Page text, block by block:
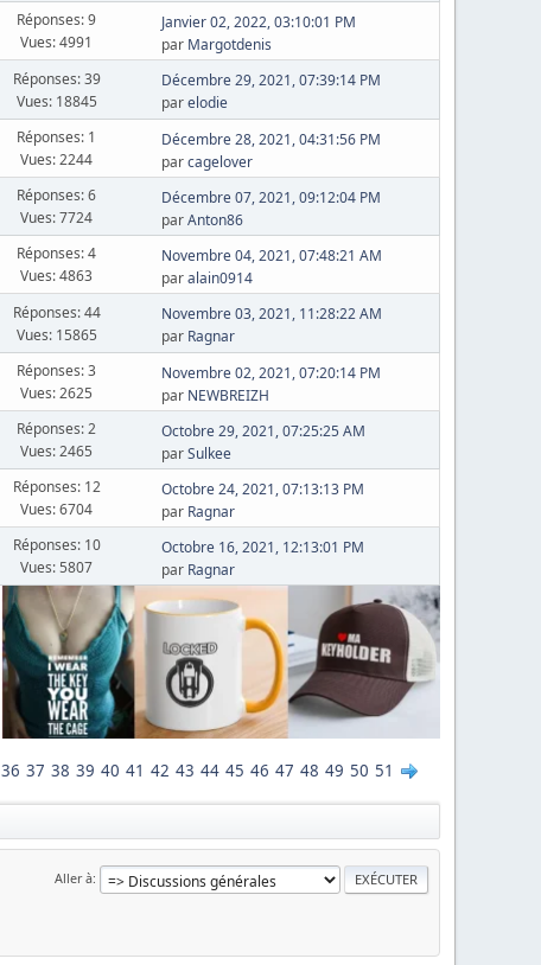
Réponses: 9
Vues: 4991
Janvier 02, 2022, 03:10:01 PM
par Margotdenis
Réponses: 39
Vues: 18845
Décembre 29, 2021, 07:39:14 PM
parelodie
Réponses: 1
Vues: 2244
Décembre 28, 2021, 04:31:56 PM
parcagelover
Réponses: 6
Vues: 7724
Décembre 07, 2021, 09:12:04 PM
parAnton86
Réponses: 4
Vues: 4863
Novembre 04, 2021, 07:48:21 AM
paralain0914
Réponses: 44
Vues: 15865
Novembre 03, 2021, 11:28:22 AM
par Ragnar
Réponses: 3
Vues: 2625
Novembre 02, 2021, 07:20:14 PM
par NEWBREIZH
Réponses: 2
Vues: 2465
Octobre 29, 2021, 07:25:25 AM
parSulkee
Réponses: 12
Vues: 6704
Octobre 24, 2021, 07:13:13 PM
par Ragnar
Réponses: 10
Vues: 5807
Octobre 16, 2021, 12:13:01 PM
par Ragnar
36 37 38 39 40 41 42 43 44 45 46 47 48 49 50 51
Aller à